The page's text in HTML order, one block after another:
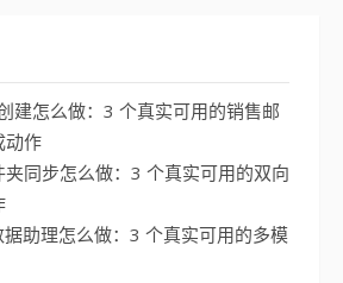
建怎么做：3 个真实可用的销售邮
动作
同步怎么做：3 个真实可用的双向
助理怎么做：3 个真实可用的多模